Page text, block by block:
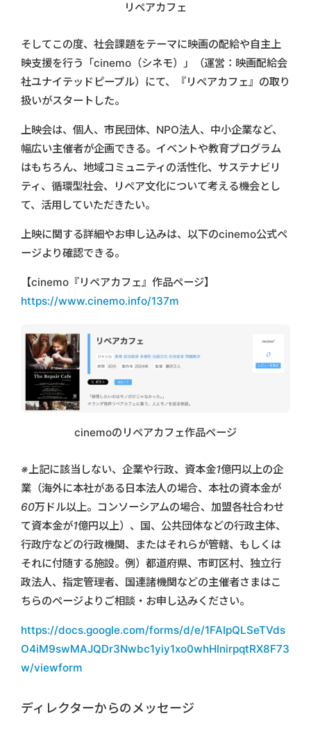
リペアカフェ
そしてこの度、社会課題をテーマに映画の配給や自主上
映支援を行う「cinemo（シネモ）」（運営：映画配給会
社ユナイテッドピープル）にて、『リペアカフェ』の取り
扱いがスタートした。
上映会は、個人、市民団体、NPO法人、中小企業など、
幅広い主催者が企画できる。イベントや教育プログラム
はもちろん、地域コミュニティの活性化、サステナビリ
ティ、循環型社会、リペア文化について考える機会とし
て、活用していただきたい。
上映に関する詳細やお申し込みは、以下のcinemo公式ペ
ージより確認できる。
【cinemo『リペアカフェ』作品ページ】
https://www.cinemo.info/137m
cinemoのリペアカフェ作品ページ
※上記に該当しない、企業や行政、資本金1億円以上の企
業（海外に本社がある日本法人の場合、本社の資本金が
60万ドル以上。コンソーシアムの場合、加盟各社合わせ
て資本金が1億円以上）、国、公共団体などの行政主体、
行政庁などの行政機関、またはそれらが管轄、もしくは
それに付随する施設。例）都道府県、市町区村、独立行
政法人、指定管理者、国連諸機関などの主催者さまはこ
ちらのページよりご相談・お申し込みください。
https://docs.google.com/forms/d/e/1FAIpQLSeTVds
O4iM9swMAJQDr3Nwbc1yiy1xo0whHlnirpqtRX8F73
w/viewform
ディレクターからのメッセージ